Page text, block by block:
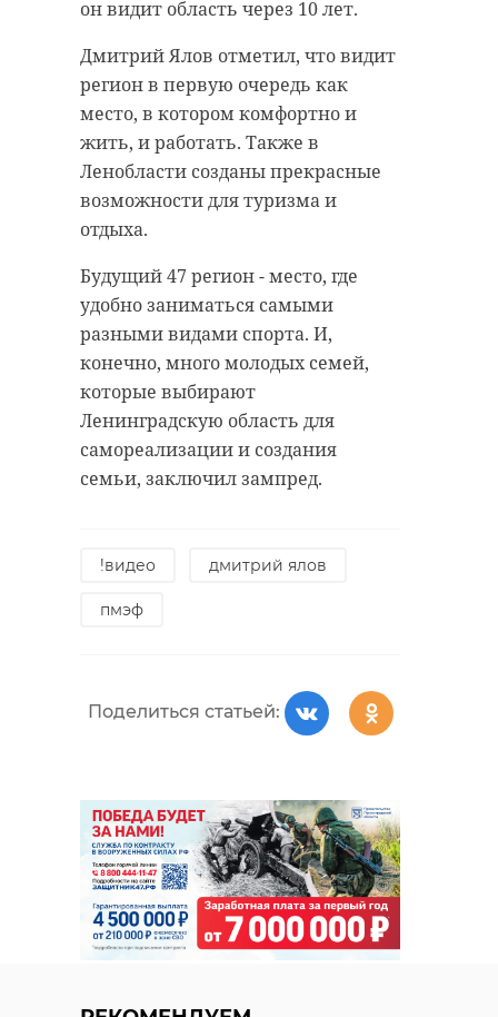
он видит область через 10 лет.
Дмитрий Ялов отметил, что видит
регион в первую очередь как
место, в котором комфортно и
жить, и работать. Также в
Ленобласти созданы прекрасные
возможности для туризма и
отдыха.
Будущий 47 регион - место, где
удобно заниматься самыми
разными видами спорта. И,
конечно, много молодых семей,
которые выбирают
Ленинградскую область для
самореализации и создания
семьи, заключил зампред.
!видео дмитрий ялов
пмэф
Поделиться статьей:
Сотрудники Леноблпожспаса
смыли образовавшийся разлив на
железной дороге.
Специалисты химико-
радиометрической лаборатории
провели замеры предельно
допустимой концентрации
аварийно-химически опасных
веществ в воздухе. Все они - в
пределах нормы.
Петергоф" на территории
Петродворцового района Санкт-
Петербурга. По солдатскому
медальону удалось установить
личность одного из героев.
Защитником Ленинграда оказался
Тарасов Николай Иванович 1916
года рождения, уроженец
Калининской области. Он погиб
15-20 ноября 1941 года,
обороняя Ораниенбаумский
плацдарм.